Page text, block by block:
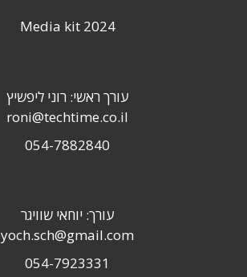
Media kit 2024
עורך ראשי: רוני ליפשיץ
roni@techtime.co.il
054-7882840
עורך: יוחאי שוויגר
yoch.sch@gmail.com
054-7923331